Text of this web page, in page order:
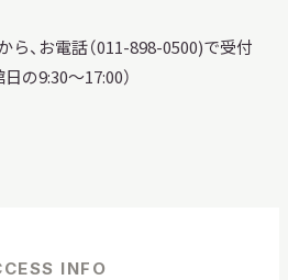
ら、お電話（011-898-0500)で受付
の9:30～17:00）
INFO